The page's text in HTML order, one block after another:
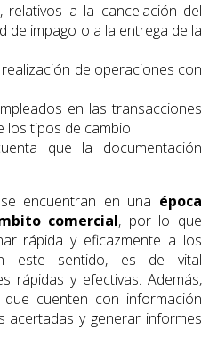
relativos a la cancelación del
de impago o a la entrega de la
de operaciones con
en las transacciones
los tipos de cambio
que la documentación
encuentran en una época
comercial, por lo que
rápida y eficazmente a los
este sentido, es de vital
rápidas y efectivas. Además,
cuenten con información
acertadas y generar informes